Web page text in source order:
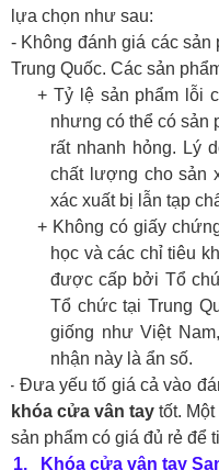
lựa chọn như sau:
- Không đánh giá các sản
Trung Quốc. Các sản
+ Tỷ lệ sản phẩm lỗi
nhưng có thể có sản
rất nhanh hỏng. Lý
chất lượng cho sản
xác xuất bị lẫn tạp
+ Không có giấy
học và các chỉ tiêu
được cấp bởi Tổ
Tổ chức tại Trung
giống như Việt
nhận này là ẩn số.
- Đưa yếu tố giá cả vào
khóa cửa vân tay tốt.
sản phẩm có giá đủ rẻ để
1.
Khóa cửa vân tay